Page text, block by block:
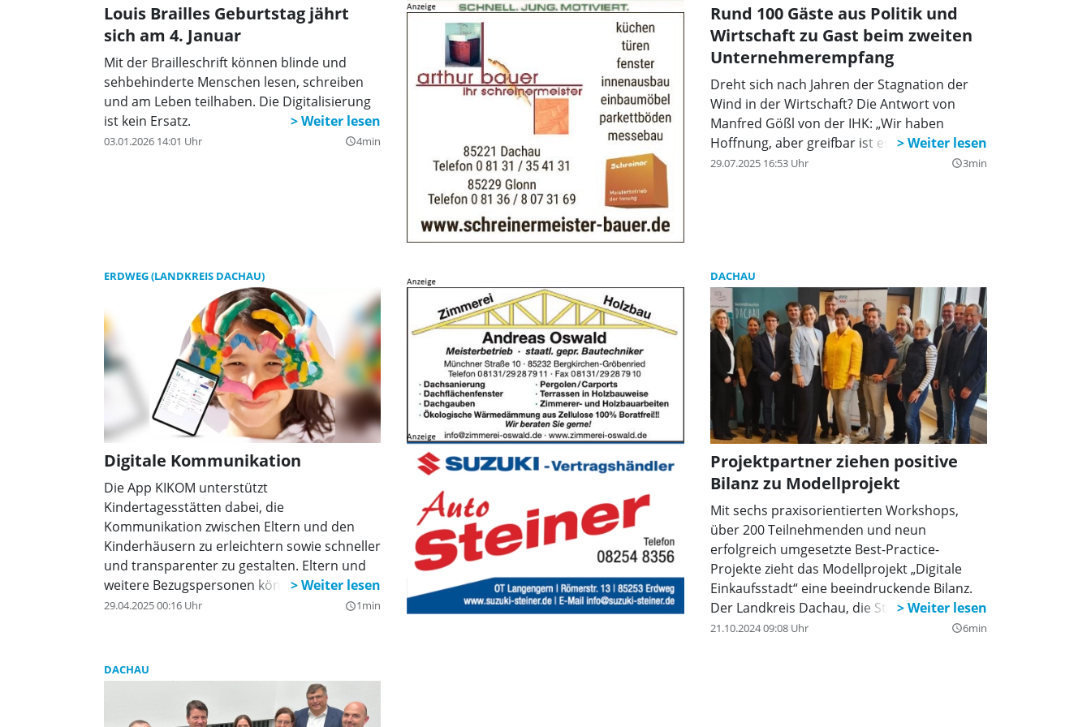
Louis Brailles Geburtstag jährt
sich am 4. Januar
Mit der Brailleschrift können blinde und
sehbehinderte Menschen lesen, schreiben
und am Leben teilhaben. Die Digitalisierung
ist kein Ersatz.
03.01.2026 14:01 Uhr query_builder4min
Rund 100 Gäste aus Politik und
Wirtschaft zu Gast beim zweiten
Unternehmerempfang
Dreht sich nach Jahren der Stagnation der
Wind in der Wirtschaft? Die Antwort von
Manfred Gößl von der IHK: „Wir haben
Hoffnung, aber greifbar ist es noch nicht.“
29.07.2025 16:53 Uhr query_builder3min
ERDWEG (LANDKREIS DACHAU)
Digitale Kommunikation
Die App KIKOM unterstützt
Kindertagesstätten dabei, die
Kommunikation zwischen Eltern und den
Kinderhäusern zu erleichtern sowie schneller
und transparenter zu gestalten. Eltern und
weitere Bezugspersonen können die App
nach Freischaltung mit einem individuellen
Aushänge, Termine, Elternumfragen und
Krankmeldungen werden nun komfortabel
über die App abgewickelt. Die Anwendung ist
benutzerfreundlich und nahezu
29.04.2025 00:16 Uhr query_builder1min
DACHAU
Projektpartner ziehen positive
Bilanz zu Modellprojekt
Mit sechs praxisorientierten Workshops,
über 200 Teilnehmenden und neun
erfolgreich umgesetzte Best-Practice-
Projekte zieht das Modellprojekt „Digitale
Einkaufsstadt“ eine beeindruckende Bilanz.
Der Landkreis Dachau, die Stadt Dachau und
der Gewerbeverein Dachau handelt e.V.
21.10.2024 09:08 Uhr query_builder6min
DACHAU